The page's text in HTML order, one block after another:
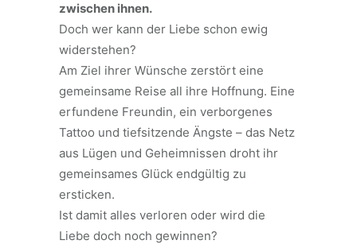
zwischen ihnen.
Doch wer kann der Liebe schon ewig
widerstehen?
Am Ziel ihrer Wünsche zerstört eine
gemeinsame Reise all ihre Hoffnung. Eine
erfundene Freundin, ein verborgenes
Tattoo und tiefsitzende Ängste – das Netz
aus Lügen und Geheimnissen droht ihr
gemeinsames Glück endgültig zu
ersticken.
Ist damit alles verloren oder wird die
Liebe doch noch gewinnen?